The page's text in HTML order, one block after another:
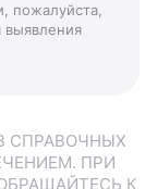
пожалуйста,
выявления
СПРАВОЧНЫХ
ПРИ
К